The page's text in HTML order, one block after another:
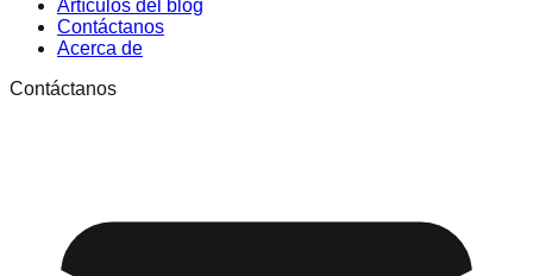
Artículos del blog
Contáctanos
Acerca de
Contáctanos